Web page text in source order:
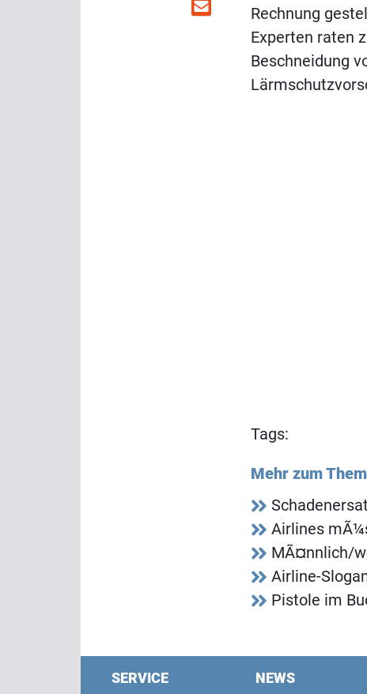
Rechnung
Experten raten
Beschneidung
Tags:
Mehr zum
Airlines
MÃ¤nnlich/
Airline-
Pistole im
SERVICE NEWS